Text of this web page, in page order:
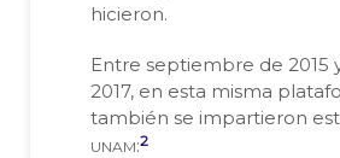
hicieron.
Entre septiembre de 2015
2017, en esta misma
también se impartieron
unam:2